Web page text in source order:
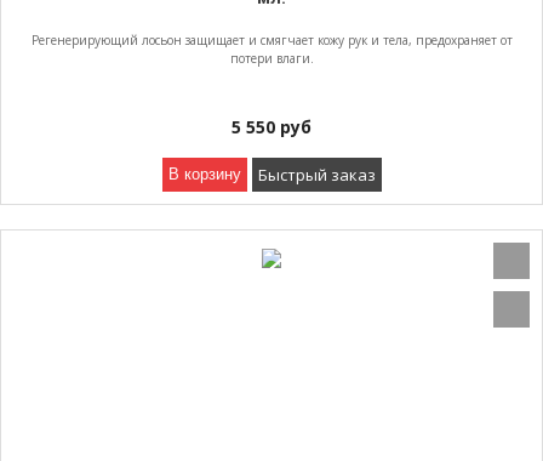
Регенерирующий лосьон защищает и смягчает кожу рук и тела, предохраняет от
потери влаги.
5 550 руб
В корзину Быстрый заказ